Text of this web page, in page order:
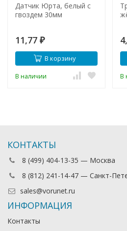
Датчик Юрта, белый с
гвоздем 30мм
11,77 ₽
В корзину
В наличии В
КОНТАКТЫ
8 (499) 404-13-35 — Москва
8 (812) 241-14-47 — Санкт-
sales@vorunet.ru
ИНФОРМАЦИЯ
Контакты